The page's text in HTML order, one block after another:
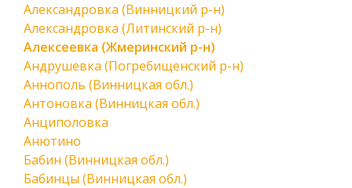
Александровка (Винницкий р-н)
Александровка (Литинский р-н)
Алексеевка (Жмеринский р-н)
Андрушевка (Погребищенский р-н)
Аннополь (Винницкая обл.)
Антоновка (Винницкая обл.)
Анциполовка
Анютино
Бабин (Винницкая обл.)
Бабинцы (Винницкая обл.)